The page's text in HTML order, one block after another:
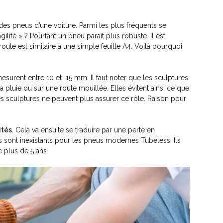
pneus d’une voiture. Parmi les plus fréquents se
» ? Pourtant un pneu paraît plus robuste. Il est
est similaire à une simple feuille A4. Voilà pourquoi
entre 10 et 15 mm. Il faut noter que les sculptures
pluie ou sur une route mouillée. Elles évitent ainsi ce que
sculptures ne peuvent plus assurer ce rôle. Raison pour
. Cela va ensuite se traduire par une perte en
inexistants pour les pneus modernes Tubeless. Ils
de 5 ans.